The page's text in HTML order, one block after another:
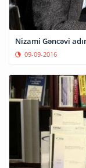
09-09-2016